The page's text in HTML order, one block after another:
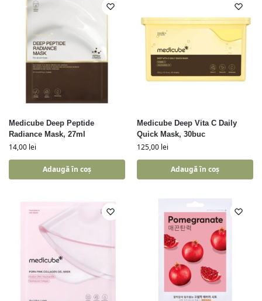
Medicube Deep Peptide
Radiance Mask, 27ml
14,00 lei
Adaugă în coș
Medicube Deep Vita C Daily
Quick Mask, 30buc
125,00 lei
Adaugă în coș